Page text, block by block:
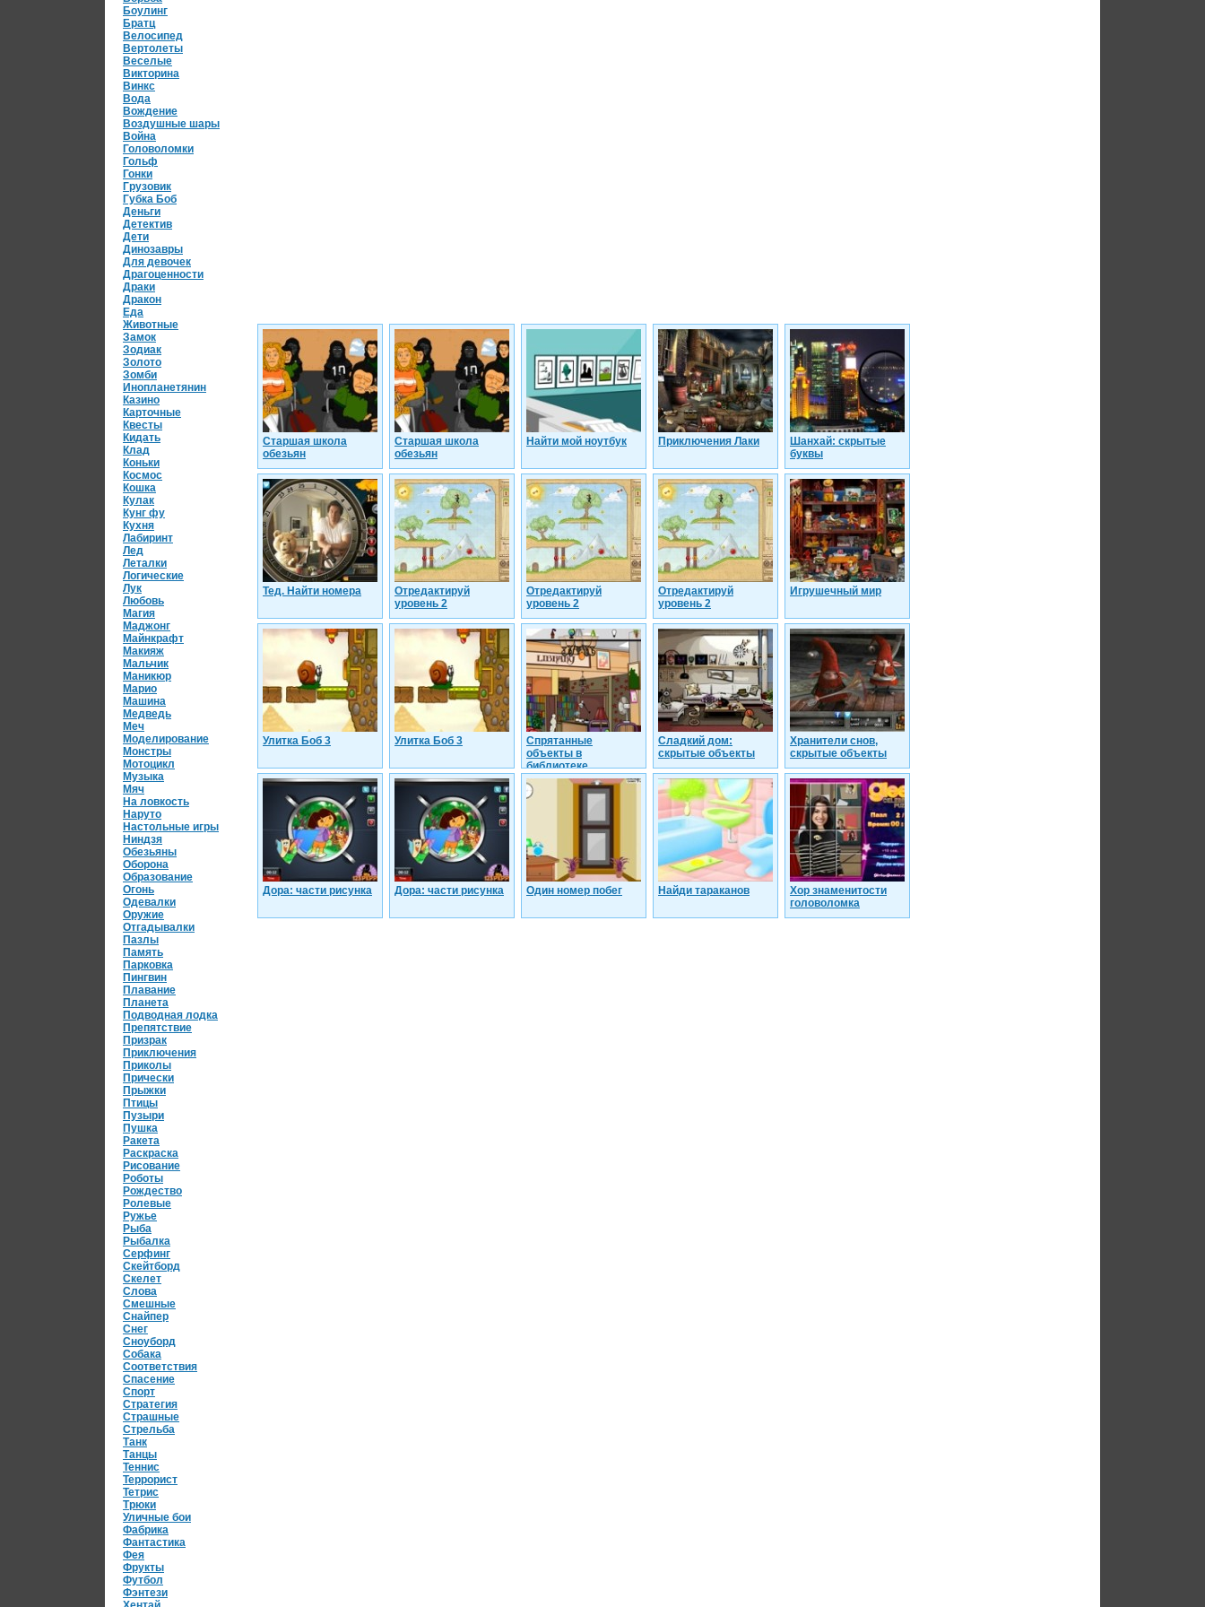
Боулинг
Братц
Велосипед
Вертолеты
Веселые
Викторина
Винкс
Вода
Вождение
Воздушные шары
Война
Головоломки
Гольф
Гонки
Грузовик
Губка Боб
Деньги
Детектив
Дети
Динозавры
Для девочек
Драгоценности
Драки
Дракон
Еда
Животные
Замок
Зодиак
Золото
Зомби
Инопланетянин
Казино
Карточные
Квесты
Кидать
Клад
Коньки
Космос
Кошка
Кулак
Кунг фу
Кухня
Лабиринт
Лед
Леталки
Логические
Лук
Любовь
Магия
Маджонг
Майнкрафт
Макияж
Мальчик
Маникюр
Марио
Машина
Медведь
Меч
Моделирование
Монстры
Мотоцикл
Музыка
Мяч
На ловкость
Наруто
Настольные игры
Ниндзя
Обезьяны
Оборона
Образование
Огонь
Одевалки
Оружие
Отгадывалки
Пазлы
Память
Парковка
Пингвин
Плавание
Планета
Подводная лодка
Препятствие
Призрак
Приключения
Приколы
Прически
Прыжки
Птицы
Пузыри
Пушка
Ракета
Раскраска
Рисование
Роботы
Рождество
Ролевые
Ружье
Рыба
Рыбалка
Серфинг
Скейтборд
Скелет
Слова
Смешные
Снайпер
Снег
Сноуборд
Собака
Соответствия
Спасение
Спорт
Стратегия
Страшные
Стрельба
Танк
Танцы
Теннис
Террорист
Тетрис
Трюки
Уличные бои
Фабрика
Фантастика
Фея
Фрукты
Футбол
Фэнтези
Старшая школа
обезьян
Старшая школа
обезьян
Найти мой ноутбук Приключения Лаки
Шанхай: скрытые
буквы
Тед. Найти номера
Отредактируй
уровень 2
Отредактируй
уровень 2
Отредактируй
уровень 2
Игрушечный мир
Улитка Боб 3 Улитка Боб 3
Спрятанные
объекты в
библиотеке
Сладкий дом:
скрытые объекты
Хранители снов,
скрытые объекты
Дора: части рисунка Дора: части рисунка Один номер побег Найди тараканов
Хор знаменитости
головоломка